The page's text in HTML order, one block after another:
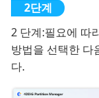
2 단계:필요에 따
방법을 선택한 다
다.